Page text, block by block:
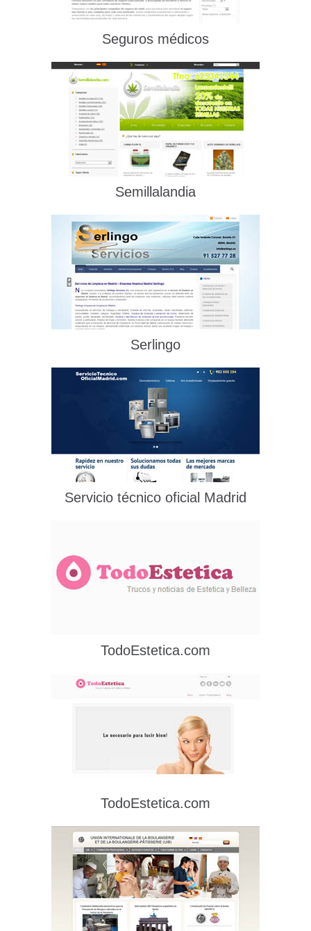
Seguros médicos
Semillalandia
Serlingo
Servicio técnico oficial Madrid
TodoEstetica.com
TodoEstetica.com